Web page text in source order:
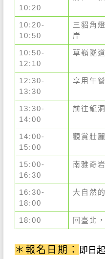
10:20
10:20-
10:50
三貂角
岸
10:50-
12:10
草嶺隧
12:30-
13:30
享用午
13:30-
14:00
前往龍
14:00-
15:00
觀賞壯
15:00-
16:30
南雅奇
16:30-
18:00
大自然
18:00 回臺北
＊報名日期： 即日